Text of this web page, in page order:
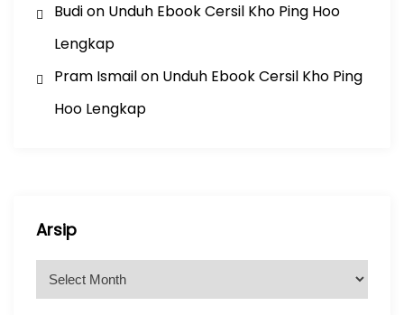
Budion Unduh Ebook Cersil Kho Ping Hoo
Lengkap
Pram Ismailon Unduh Ebook Cersil Kho Ping
Hoo Lengkap
Arsip